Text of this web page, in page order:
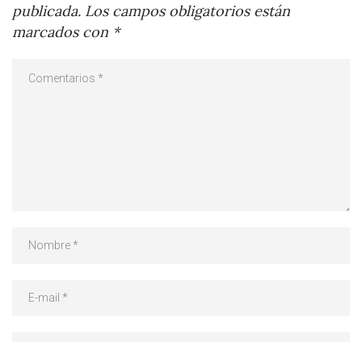
publicada. Los campos obligatorios están
marcados con *